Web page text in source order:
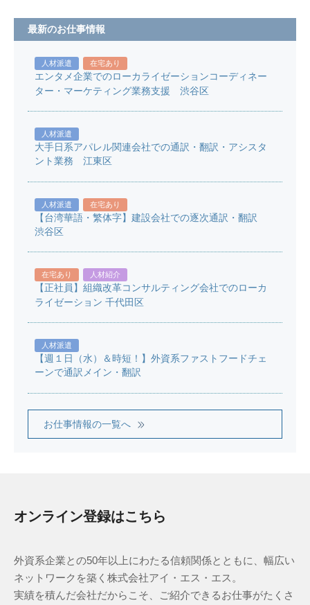
最新のお仕事情報
人材派遣 在宅あり
エンタメ企業でのローカライゼーションコーディネー
ター・マーケティング業務支援 渋谷区
人材派遣
大手日系アパレル関連会社での通訳・翻訳・アシスタ
ント業務 江東区
人材派遣 在宅あり
【台湾華語・繁体字】建設会社での逐次通訳・翻訳
渋谷区
在宅あり 人材紹介
【正社員】組織改革コンサルティング会社でのローカ
ライゼーション 千代田区
人材派遣
【週１日（水）＆時短！】外資系ファストフードチェ
ーンで通訳メイン・翻訳
お仕事情報の一覧へ
オンライン登録はこちら
外資系企業との50年以上にわたる信頼関係とともに、幅広い
ネットワークを築く株式会社アイ・エス・エス。
実績を積んだ会社だからこそ、ご紹介できるお仕事がたくさ